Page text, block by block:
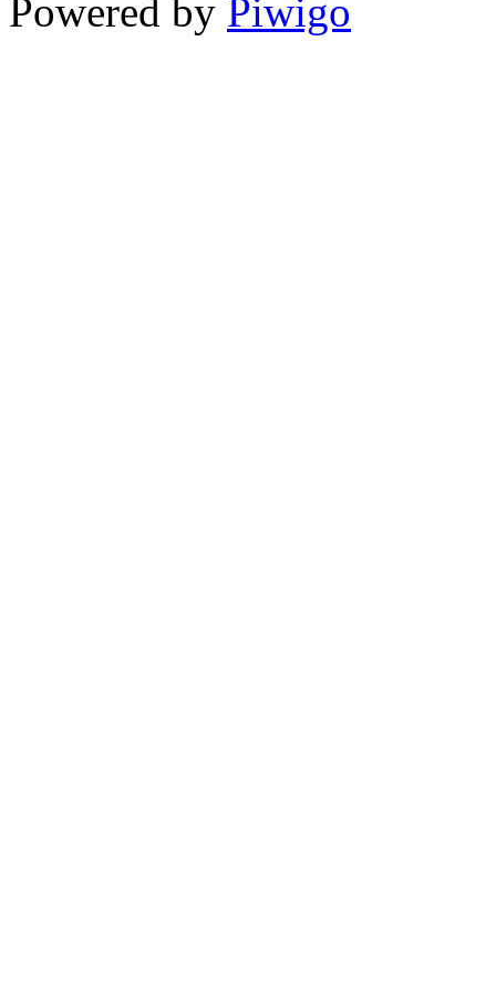
Powered by Piwigo